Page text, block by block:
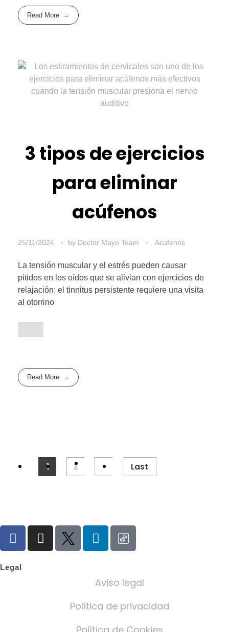
Read More
3 tipos de ejercicios
para eliminar
acúfenos
25/11/2024 by Doctor Mayo Team Acúfenos
La tensión muscular y el estrés pueden causar
pitidos en los oídos que se alivian con ejercicios de
relajación; el tinnitus persistente requiere una visita
al otorrino
Read More
1 2 Last
Legal
Aviso legal
Política de privacidad